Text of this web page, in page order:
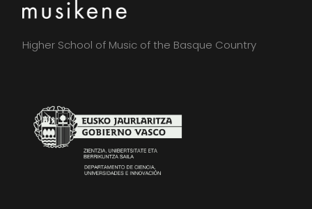
Higher School of Music of the Basque Country